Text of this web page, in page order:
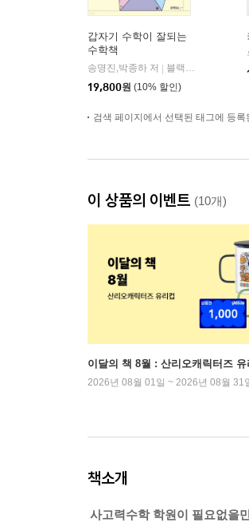
갑자기 수학이 잘되는
수학책
송명진,박종하 저
블랙피쉬
19,800원 (10% 할인)
검색 페이지에서 선택된 태그에 등
이 상품의 이벤트 (10개)
이달의 책 8월 : 산리오캐릭터즈 유
2026년 08월 01일 ~ 2026년 08월 31
책소개
사고력수학 학원이 필요없을